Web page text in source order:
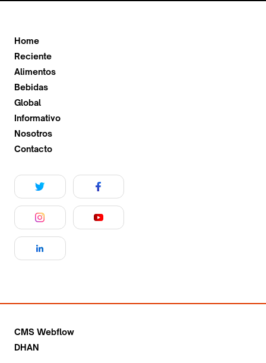
Home
Reciente
Alimentos
Bebidas
Global
Informativo
Nosotros
Contacto
CMS Webflow
DHAN